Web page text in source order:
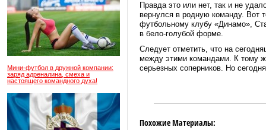
Мини-футбол в дружной компании:
заряд адреналина, смеха и
настоящего командного духа!
Правда это или нет, так и не
вернулся в родную команду. Вот
футбольному клубу «Динамо»,
в бело-голубой форме.
Следует отметить, что на
между этими командами. К тому
серьезных соперников. Но
Похожие Материалы: